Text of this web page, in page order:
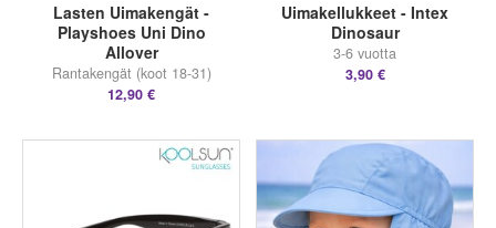
Lasten Uimakengät -
Playshoes Uni Dino
Allover
Rantakengät (koot 18-31)
12,90 €
Uimakellukkeet - Intex
Dinosaur
3-6 vuotta
3,90 €